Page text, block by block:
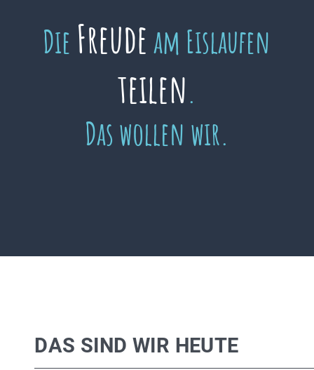
Die Freudeam Eislaufen
teilen.
Das wollen wir.
DAS SIND WIR HEUTE